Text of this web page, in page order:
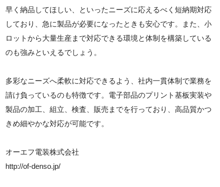
早く納品してほしい、といったニーズに応えるべく短納期対応
しており、急に製品が必要になったときも安心です。また、小
ロットから大量生産まで対応できる環境と体制を構築している
のも強みといえるでしょう。
多彩なニーズへ柔軟に対応できるよう、社内一貫体制で業務を
請け負っているのも特徴です。電子部品のプリント基板実装や
製品の加工、組立、検査、販売までを行っており、高品質かつ
きめ細やかな対応が可能です。
オーエフ電装株式会社
http://of-denso.jp/